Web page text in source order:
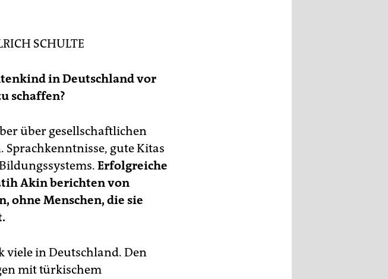
SCHULTE
in Deutschland vor
schaffen?
über gesellschaftlichen
Sprachkenntnisse, gute Kitas
Erfolgreiche
Akin berichten von
ohne Menschen, die sie
viele in Deutschland. Den
mit türkischem